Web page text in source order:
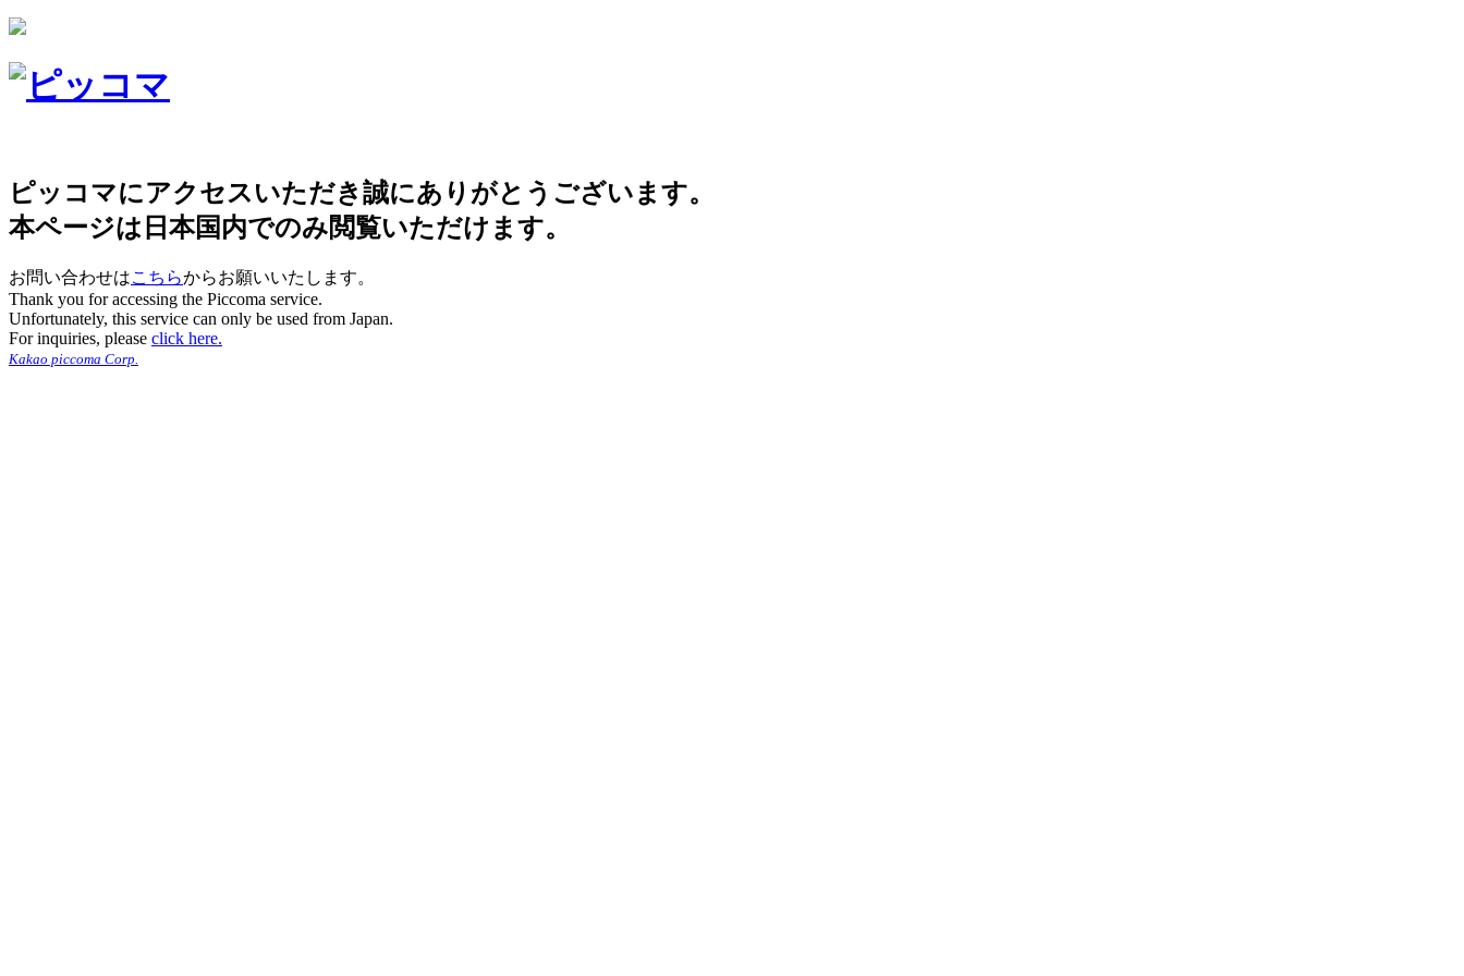
ピッコマにアクセスいただき誠にありがとうございます。
本ページは日本国内でのみ閲覧いただけます。
お問い合わせはこちらからお願いいたします。
Thank you for accessing the Piccoma service.
Unfortunately, this service can only be used from Japan.
For inquiries, please click here.
Kakao piccoma Corp.